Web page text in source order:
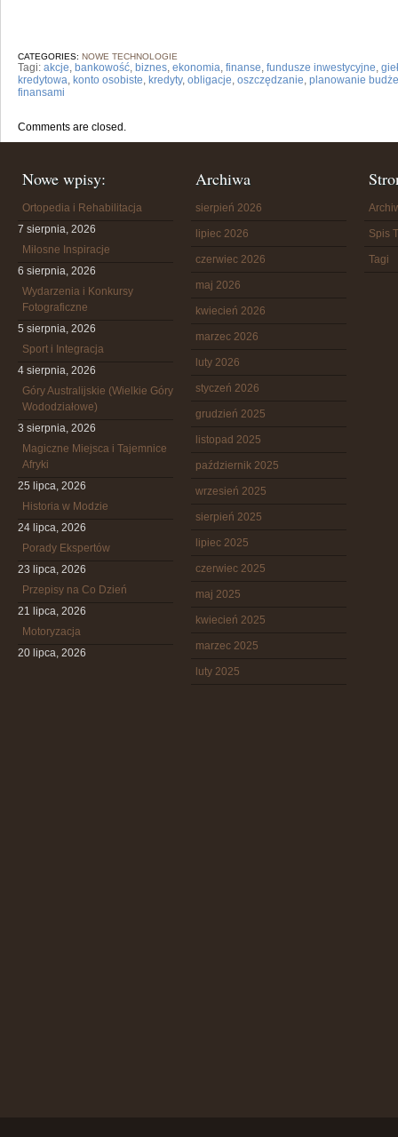
CATEGORIES: NOWE TECHNOLOGIE
Tagi: akcje, bankowość, biznes, ekonomia, finanse, fundusze inwestycyjne,
kredytowa, konto osobiste, kredyty, obligacje, oszczędzanie, planowanie
finansami
Comments are closed.
Nowe wpisy:
Ortopedia i Rehabilitacja
7 sierpnia, 2026
Miłosne Inspiracje
6 sierpnia, 2026
Wydarzenia i Konkursy
Fotograficzne
5 sierpnia, 2026
Sport i Integracja
4 sierpnia, 2026
Góry Australijskie (Wielkie Góry
Wododziałowe)
3 sierpnia, 2026
Magiczne Miejsca i Tajemnice
Afryki
25 lipca, 2026
Historia w Modzie
24 lipca, 2026
Porady Ekspertów
23 lipca, 2026
Przepisy na Co Dzień
21 lipca, 2026
Motoryzacja
20 lipca, 2026
Archiwa
sierpień 2026
lipiec 2026
czerwiec 2026
maj 2026
kwiecień 2026
marzec 2026
luty 2026
styczeń 2026
grudzień 2025
listopad 2025
październik 2025
wrzesień 2025
sierpień 2025
lipiec 2025
czerwiec 2025
maj 2025
kwiecień 2025
marzec 2025
luty 2025
Spis
Tagi